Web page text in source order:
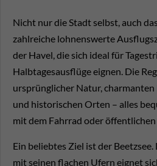
Nicht nur die Stadt selbst, auch
zahlreiche lohnenswerte
der Havel, die sich ideal für
Halbtagesausflüge eignen. Die
ursprünglicher Natur, charmanten
und historischen Orten – alles
mit dem Fahrrad oder
Ein beliebtes Ziel ist der
mit seinen flachen Ufern eignet